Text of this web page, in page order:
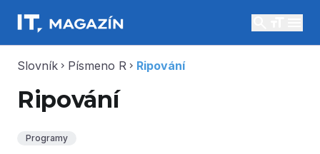
Slovník chevron_right Písmeno R chevron_right Ripování
Ripování
Programy